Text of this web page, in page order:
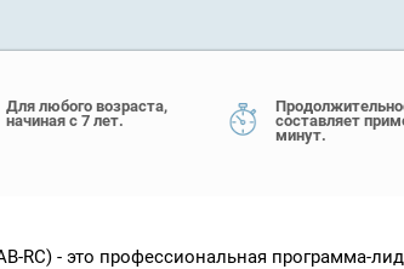
Для любого возраста,
начиная с 7 лет.
составляет
минут.
RC) - это профессиональная программа-